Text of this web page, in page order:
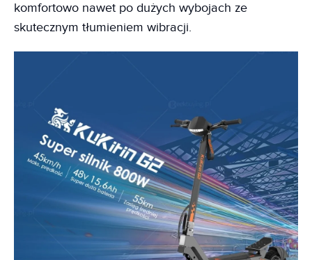
komfortowo nawet po dużych wybojach ze
skutecznym tłumieniem wibracji.